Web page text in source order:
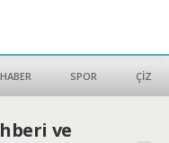
HABER SPOR ÇİZGİ
ve